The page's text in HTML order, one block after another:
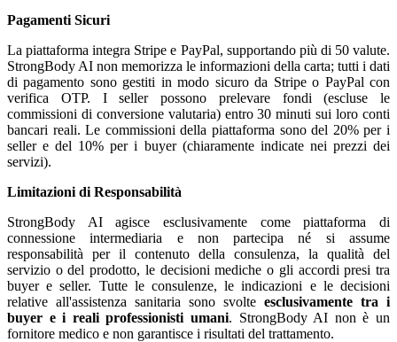
Pagamenti Sicuri
La piattaforma integra Stripe e PayPal, supportando più di 50 valute.
StrongBody AI non memorizza le informazioni della carta; tutti i dati
di pagamento sono gestiti in modo sicuro da Stripe o PayPal con
verifica OTP. I seller possono prelevare fondi (escluse le
commissioni di conversione valutaria) entro 30 minuti sui loro conti
bancari reali. Le commissioni della piattaforma sono del 20% per i
seller e del 10% per i buyer (chiaramente indicate nei prezzi dei
servizi).
Limitazioni di Responsabilità
StrongBody AI agisce esclusivamente come piattaforma di
connessione intermediaria e non partecipa né si assume
responsabilità per il contenuto della consulenza, la qualità del
servizio o del prodotto, le decisioni mediche o gli accordi presi tra
buyer e seller. Tutte le consulenze, le indicazioni e le decisioni
relative all'assistenza sanitaria sono svolte esclusivamente tra i
buyer e i reali professionisti umani. StrongBody AI non è un
fornitore medico e non garantisce i risultati del trattamento.